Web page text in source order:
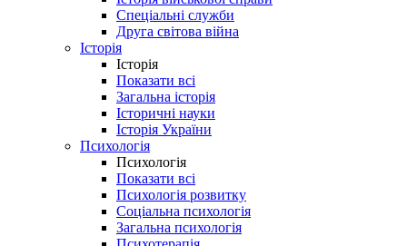
Спеціальні служби
Друга світова війна
Історія
Історія
Показати всі
Загальна історія
Історичні науки
Історія України
Психологія
Психологія
Показати всі
Психологія розвитку
Соціальна психологія
Загальна психологія